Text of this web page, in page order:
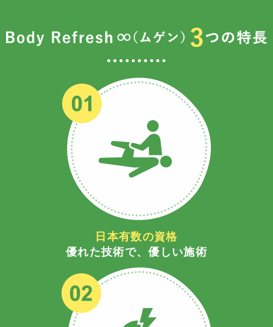
日本有数の資格
優れた技術で、優しい施術